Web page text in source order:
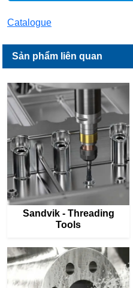
Catalogue
Sản phẩm liên quan
Sandvik - Threading
Tools